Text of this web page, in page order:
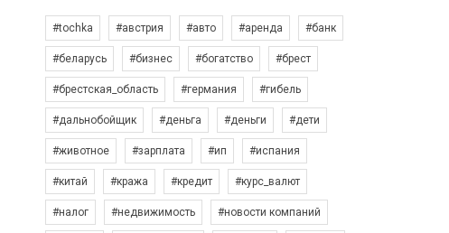
#tochka #австрия #авто #аренда #банк
#беларусь #бизнес #богатство #брест
#брестская_область #германия #гибель
#дальнобойщик #деньга #деньги #дети
#животное #зарплата #ип #испания
#китай #кража #кредит #курс_валют
#налог #недвижимость #новости компаний